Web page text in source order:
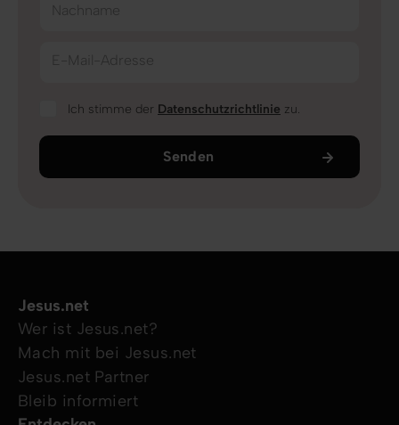
Nachname
E-Mail-Adresse
Ich stimme der Datenschutzrichtlinie zu.
Senden
Jesus.net
Wer ist Jesus.net?
Mach mit bei Jesus.net
Jesus.net Partner
Bleib informiert